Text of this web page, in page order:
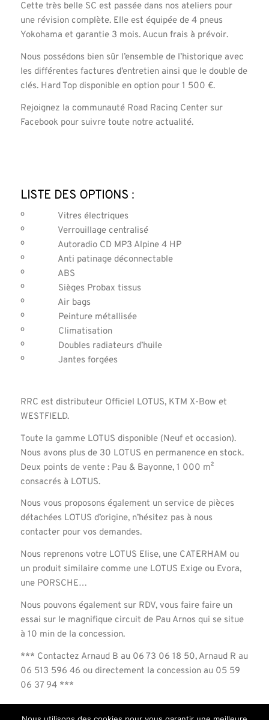
Cette très belle SC est passée dans nos ateliers pour
une révision complète. Elle est équipée de 4 pneus
Yokohama et garantie 3 mois. Aucun frais à prévoir.
Nous possédons bien sûr l’ensemble de l’historique avec
les différentes factures d’entretien ainsi que le double de
clés. Hard Top disponible en option pour 1 500 €.
Rejoignez la communauté Road Racing Center sur
Facebook pour suivre toute notre actualité.
Liste des options :
º Vitres électriques
º Verrouillage centralisé
º Autoradio CD MP3 Alpine 4 HP
º Anti patinage déconnectable
º ABS
º Sièges Probax tissus
º Air bags
º Peinture métallisée
º Climatisation
º Doubles radiateurs d’huile
º Jantes forgées
RRC est distributeur Officiel LOTUS, KTM X-Bow et
WESTFIELD.
Toute la gamme LOTUS disponible (Neuf et occasion).
Nous avons plus de 30 LOTUS en permanence en stock.
Deux points de vente : Pau & Bayonne, 1 000 m²
consacrés à LOTUS.
Nous vous proposons également un service de pièces
détachées LOTUS d’origine, n’hésitez pas à nous
contacter pour vos demandes.
Nous reprenons votre LOTUS Elise, une CATERHAM ou
un produit similaire comme une LOTUS Exige ou Evora,
une PORSCHE…
Nous pouvons également sur RDV, vous faire faire un
essai sur le magnifique circuit de Pau Arnos qui se situe
à 10 min de la concession.
*** Contactez Arnaud B au 06 73 06 18 50, Arnaud R au
06 513 596 46 ou directement la concession au 05 59
06 37 94 ***